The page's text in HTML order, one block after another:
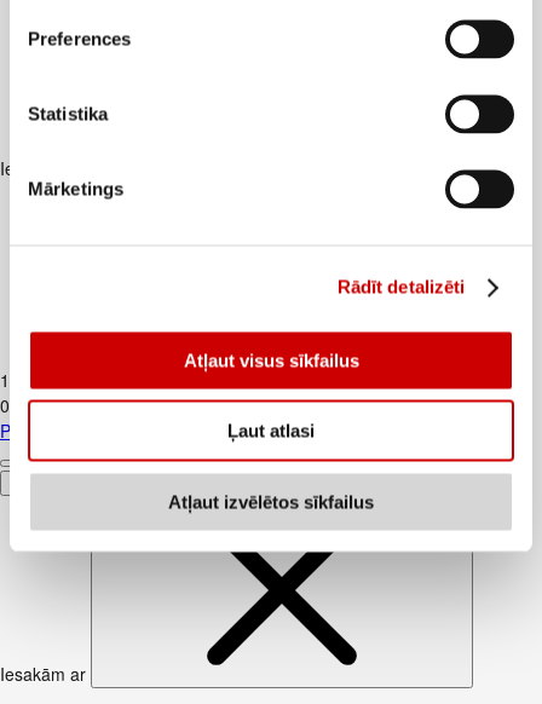
Preferences
Statistika
Mārketings
Rādīt detalizēti
Atļaut visus sīkfailus
Ļaut atlasi
Atļaut izvēlētos sīkfailus
Iesakām ar
Piens TERE 2,5% 1,5L
1
0,91€/l
Piens TERE 2,5% 1,5L
Iesakām ar